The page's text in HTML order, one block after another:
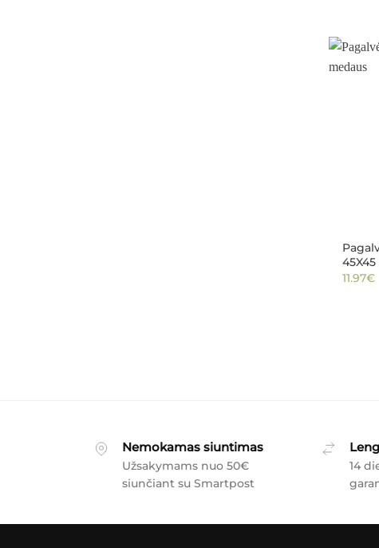
11.97€
Nemokamas siuntimas
Užsakymams nuo 50€
siunčiant su Smartpost
14